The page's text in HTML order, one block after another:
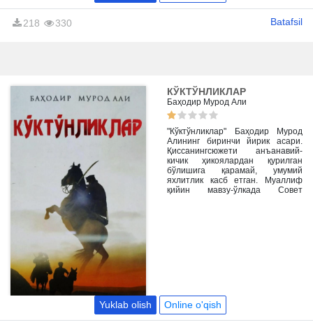
218 330 Batafsil
КЎКТЎНЛИКЛАР
Баҳодир Мурод Али
"Кўктўнликлар" Баҳодир Мурод
Алининг биринчи йирик асари.
Қиссанингсюжети анъанавий-
кичик ҳикоялардан қурилган
бўлишига қарамай, умумий
яхлитлик касб етган. Муаллиф
қийин мавзу-ўлкада Совет
Yuklab olish Online o'qish